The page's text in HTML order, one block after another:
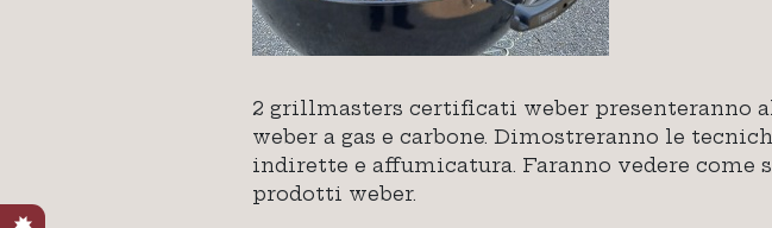
2 grillmasters certificati weber presenteranno
weber a gas e carbone. Dimostreranno le
indirette e affumicatura. Faranno vedere
prodotti weber.